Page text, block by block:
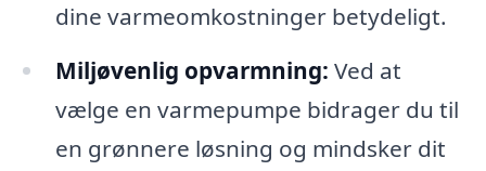
dine varmeomkostninger betydeligt.
Miljøvenlig opvarmning: Ved at
vælge en varmepumpe bidrager du til
en grønnere løsning og mindsker dit